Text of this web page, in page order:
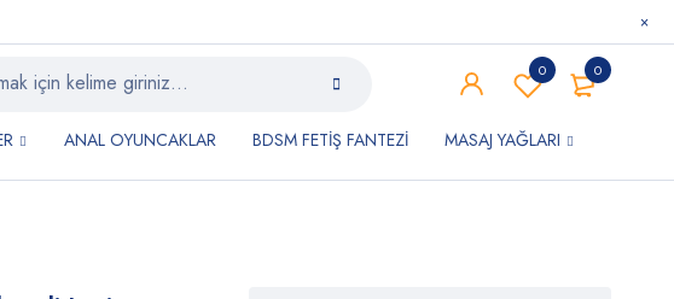
0
0
ANAL OYUNCAKLAR BDSM FETİŞ FANTEZİ MASAJ YAĞLARI